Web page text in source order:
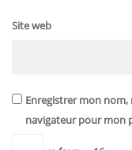
Site web
Enregistrer mon
navigateur pour mon